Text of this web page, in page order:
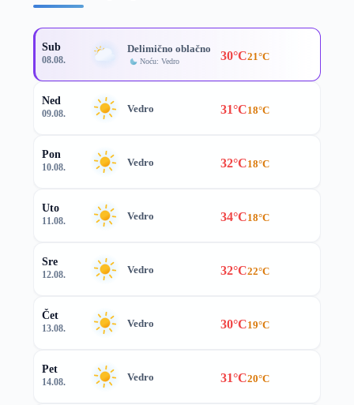
Sub
08.08.
Delimično oblačno
Noću: Vedro 30°C21°C
Ned
09.08. Vedro 31°C18°C
Pon
10.08. Vedro 32°C18°C
Uto
11.08. Vedro 34°C18°C
Sre
12.08. Vedro 32°C22°C
Čet
13.08. Vedro 30°C19°C
Pet
14.08. Vedro 31°C20°C